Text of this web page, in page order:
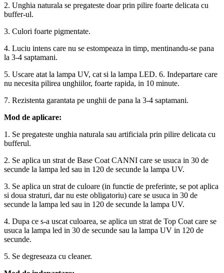
2. Unghia naturala se pregateste doar prin pilire foarte delicata cu
buffer-ul.
3. Culori foarte pigmentate.
4. Luciu intens care nu se estompeaza in timp, mentinandu-se pana
la 3-4 saptamani.
5. Uscare atat la lampa UV, cat si la lampa LED. 6. Indepartare care
nu necesita pilirea unghiilor, foarte rapida, in 10 minute.
7. Rezistenta garantata pe unghii de pana la 3-4 saptamani.
Mod de aplicare:
1. Se pregateste unghia naturala sau artificiala prin pilire delicata cu
bufferul.
2. Se aplica un strat de Base Coat CANNI care se usuca in 30 de
secunde la lampa led sau in 120 de secunde la lampa UV.
3. Se aplica un strat de culoare (in functie de preferinte, se pot aplica
si doua straturi, dar nu este obligatoriu) care se usuca in 30 de
secunde la lampa led sau in 120 de secunde la lampa UV.
4. Dupa ce s-a uscat culoarea, se aplica un strat de Top Coat care se
usuca la lampa led in 30 de secunde sau la lampa UV in 120 de
secunde.
5. Se degreseaza cu cleaner.